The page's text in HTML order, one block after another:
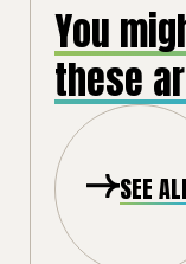
You
these
SEE